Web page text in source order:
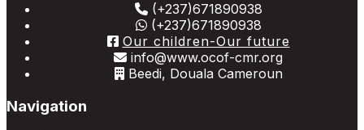
(+237)671890938
(+237)671890938
Our children-Our future
info@www.ocof-cmr.org
Beedi, Douala Cameroun
Navigation